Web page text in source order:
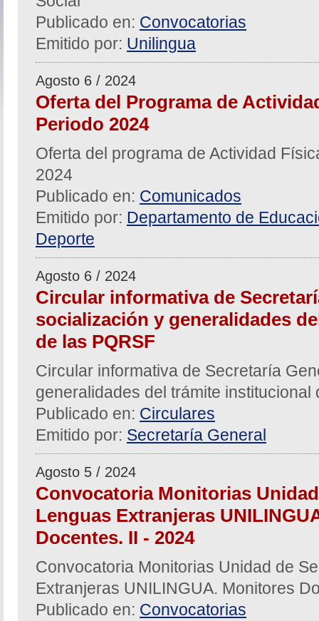
Publicado en: Convocatorias
Emitido por: Unilingua
Agosto 6 / 2024
Oferta del Programa de
Periodo 2024
Oferta del programa de Actividad
2024
Publicado en: Comunicados
Emitido por: Departamento de
Deporte
Agosto 6 / 2024
Circular informativa de
socialización y generalidades
de las PQRSF
Circular informativa de Secretaría
generalidades del trámite institucional
Publicado en: Circulares
Emitido por: Secretaría General
Agosto 5 / 2024
Convocatoria Monitorias
Lenguas Extranjeras
Docentes. II - 2024
Convocatoria Monitorias Unidad de
Extranjeras UNILINGUA. Monitores
Publicado en: Convocatorias